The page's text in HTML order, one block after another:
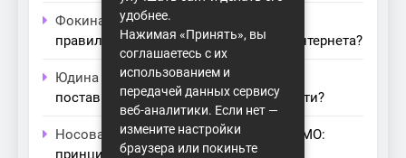
Фокина Невак записи
правильный модем для домашнего интернета?
Юдина Ивонак записиПроблемы с
поставщиками интернета: как их обойти?
Носова Агатак записиТехнология MIMO:
принципы работы и её преимущества
удобнее.
Нажимая «Принять», вы
соглашаетесь с их
использованием и
передачей данных сервису
веб-аналитики. Если нет —
измените настройки
браузера или покиньте